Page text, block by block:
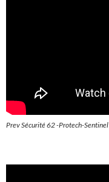
Prev Sécurité 62 -Protech-Sentinel